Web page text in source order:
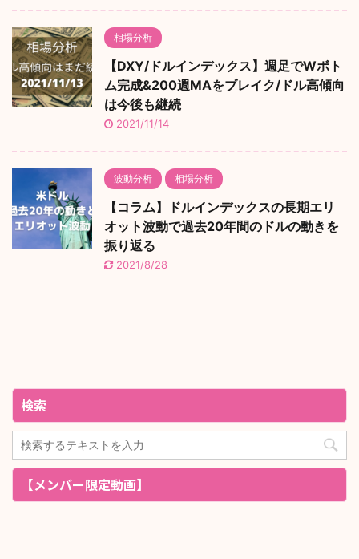
相場分析
【DXY/ドルインデックス】週足でWボト
ム完成&200週MAをブレイク/ドル高傾向
は今後も継続
2021/11/14
波動分析 相場分析
【コラム】ドルインデックスの長期エリ
オット波動で過去20年間のドルの動きを
振り返る
2021/8/28
検索
【メンバー限定動画】